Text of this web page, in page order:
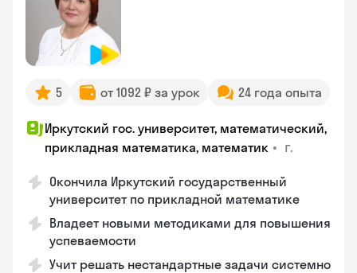
5 от 1092 ₽ за урок 24 года опыта
Иркутский гос. университет, математический,
прикладная математика, математик • г.
Окончила Иркутский государственный
университет по прикладной математике
Владеет новыми методиками для повышения
успеваемости
Учит решать нестандартные задачи системно